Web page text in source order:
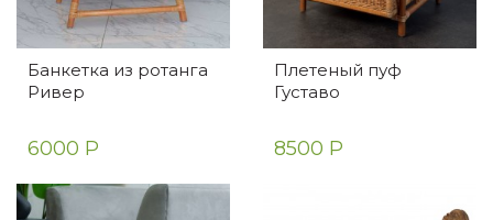
Банкетка из ротанга
Ривер
6000 Р
Плетеный пуф
Густаво
8500 Р